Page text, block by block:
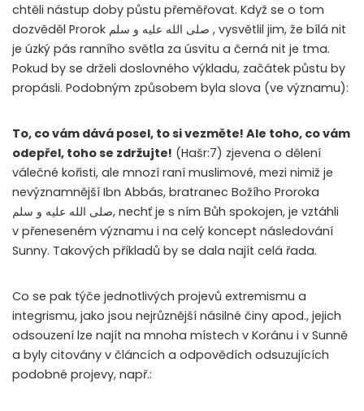
chtěli nástup doby půstu přeměřovat. Když se o tom
dozvěděl Prorok صلى الله عليه و سلم , vysvětlil jim, že bílá nit
je úzký pás ranního světla za úsvitu a černá nit je tma.
Pokud by se drželi doslovného výkladu, začátek půstu by
propásli. Podobným způsobem byla slova (ve významu):
To, co vám dává posel, to si vezměte! Ale toho, co vám
odepřel, toho se zdržujte! (Hašr:7) zjevena o dělení
válečné kořisti, ale mnozí raní muslimové, mezi nimiž je
nevýznamnější Ibn Abbás, bratranec Božího Proroka
صلى الله عليه و سلم, nechť je s ním Bůh spokojen, je vztáhli
v přeneseném významu i na celý koncept následování
Sunny. Takových příkladů by se dala najít celá řada.
Co se pak týče jednotlivých projevů extremismu a
integrismu, jako jsou nejrůznější násilné činy apod., jejich
odsouzení lze najít na mnoha místech v Koránu i v Sunně
a byly citovány v článcích a odpovědích odsuzujících
podobné projevy, např.: